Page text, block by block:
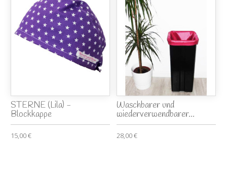
STERNE (Lila) -
Blockkappe
15,00 €
Waschbarer und
wiederverwendbarer...
28,00 €